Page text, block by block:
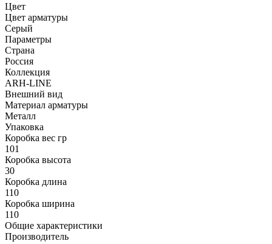
Цвет
Цвет арматуры
Серый
Параметры
Страна
Россия
Коллекция
ARH-LINE
Внешний вид
Материал арматуры
Металл
Упаковка
Коробка вес гр
101
Коробка высота
30
Коробка длина
110
Коробка ширина
110
Общие характеристики
Производитель